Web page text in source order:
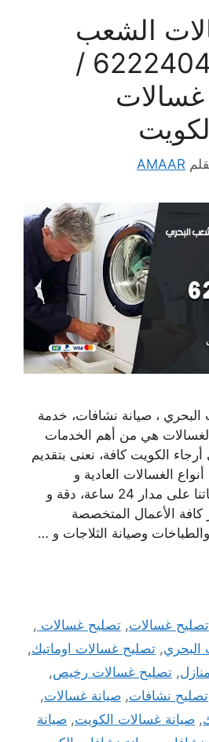
الشعب
البحري / 62224041 /
غسالات
AMAAR
، صيانة نشافات، خدمة
هي من أهم الخدمات
أرجاء الكويت كافة، نعنى بتقديم
الغسالات العادية و
الأتوماتيكية، نوفر خدماتنا على مدار 24 ساعة، دقة و
الأعمال المتخصصة
وصيانة الثلاجات و …
تصليح غسالات,تصليح غسالات ,
, تصليح غسالات اوماتيك,
, تصليح غسالات رخيص,
تصليح نشافات, صيانة غسالات,
, صيانة غسالات الكويت, صيانة